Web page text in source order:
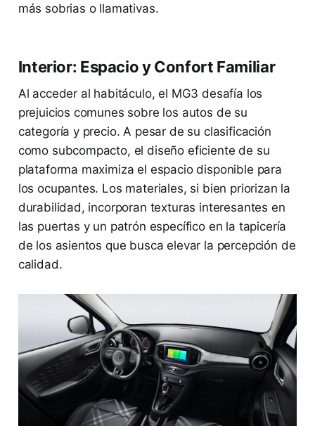
más sobrias o llamativas.
Interior: Espacio y Confort Familiar
Al acceder al habitáculo, el MG3 desafía los
prejuicios comunes sobre los autos de su
categoría y precio. A pesar de su clasificación
como subcompacto, el diseño eficiente de su
plataforma maximiza el espacio disponible para
los ocupantes. Los materiales, si bien priorizan la
durabilidad, incorporan texturas interesantes en
las puertas y un patrón específico en la tapicería
de los asientos que busca elevar la percepción de
calidad.